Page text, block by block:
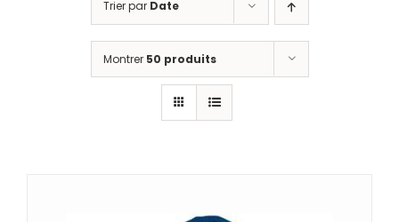
Trier par Date
Montrer 50 produits